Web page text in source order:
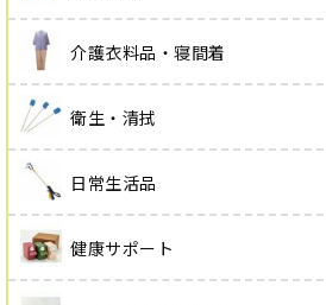
介護衣料品・寝間着
衛生・清拭
日常生活品
健康サポート